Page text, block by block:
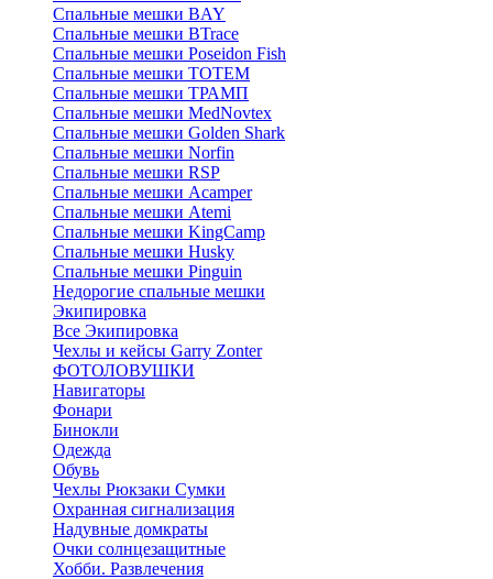
Спальные мешки BAY
Спальные мешки BTrace
Спальные мешки Poseidon Fish
Спальные мешки ТОТЕМ
Спальные мешки ТРАМП
Cпальные мешки MedNovtex
Спальные мешки Golden Shark
Спальные мешки Norfin
Спальные мешки RSP
Спальные мешки Acamper
Спальные мешки Atemi
Спальные мешки KingCamp
Спальные мешки Husky
Спальные мешки Pinguin
Недорогие спальные мешки
Экипировка
Все Экипировка
Чехлы и кейсы Garry Zonter
ФОТОЛОВУШКИ
Навигаторы
Фонари
Бинокли
Одежда
Обувь
Чехлы Рюкзаки Сумки
Охранная сигнализация
Надувные домкраты
Очки солнцезащитные
Хобби. Развлечения